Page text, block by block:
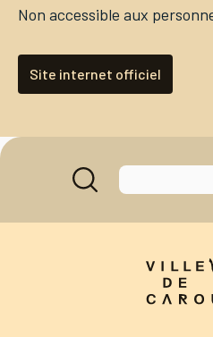
Non accessible aux
Site internet officiel